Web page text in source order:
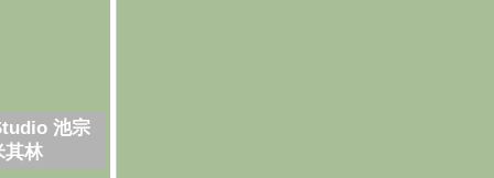
池宗
其林